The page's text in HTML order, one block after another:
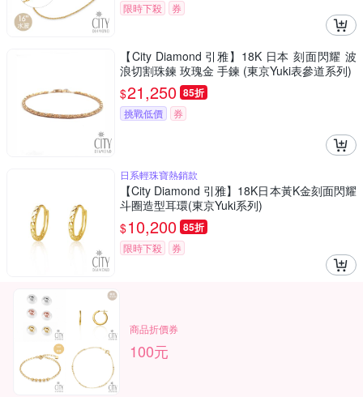
限時下殺 券
【City Diamond 引雅】18K 日本 刻面閃耀 波
浪切割珠鍊 玫瑰金 手鍊 (東京Yuki表參道系列)
$21,250 85折
挑戰低價 券
日系輕珠寶熱銷款
【City Diamond 引雅】18K日本黃K金刻面閃耀
斗圈造型耳環(東京Yuki系列)
$10,200 85折
限時下殺 券
商品折價券
100元